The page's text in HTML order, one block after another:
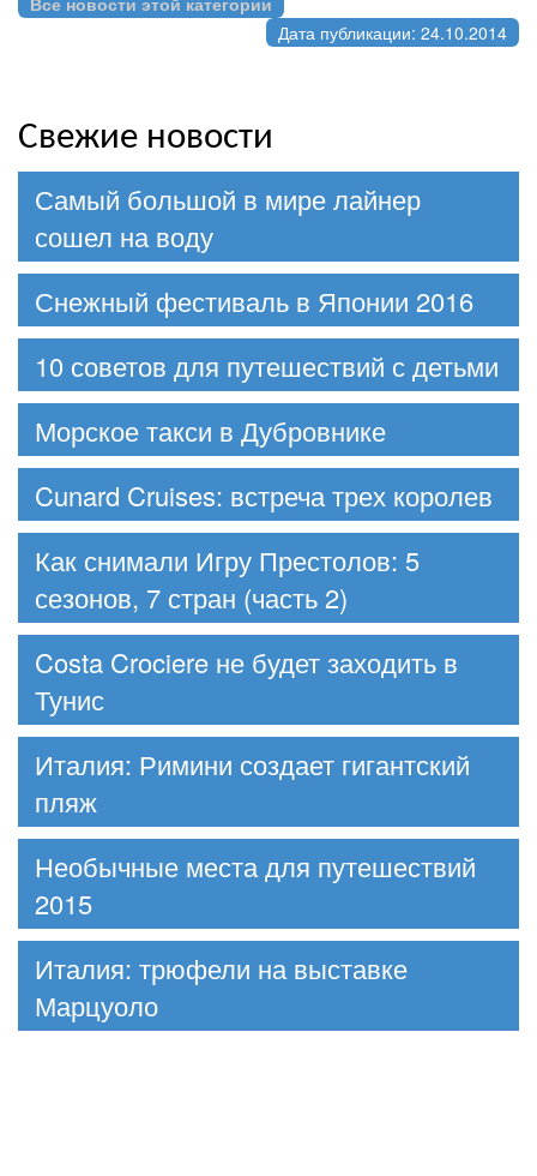
Дата публикации: 24.10.2014
Свежие новости
Самый большой в мире лайнер
сошел на воду
Снежный фестиваль в Японии 2016
10 советов для путешествий с детьми
Морское такси в Дубровнике
Cunard Cruises: встреча трех королев
Как снимали Игру Престолов: 5
сезонов, 7 стран (часть 2)
Costa Crociere не будет заходить в
Тунис
Италия: Римини создает гигантский
пляж
Необычные места для путешествий
2015
Италия: трюфели на выставке
Марцуоло